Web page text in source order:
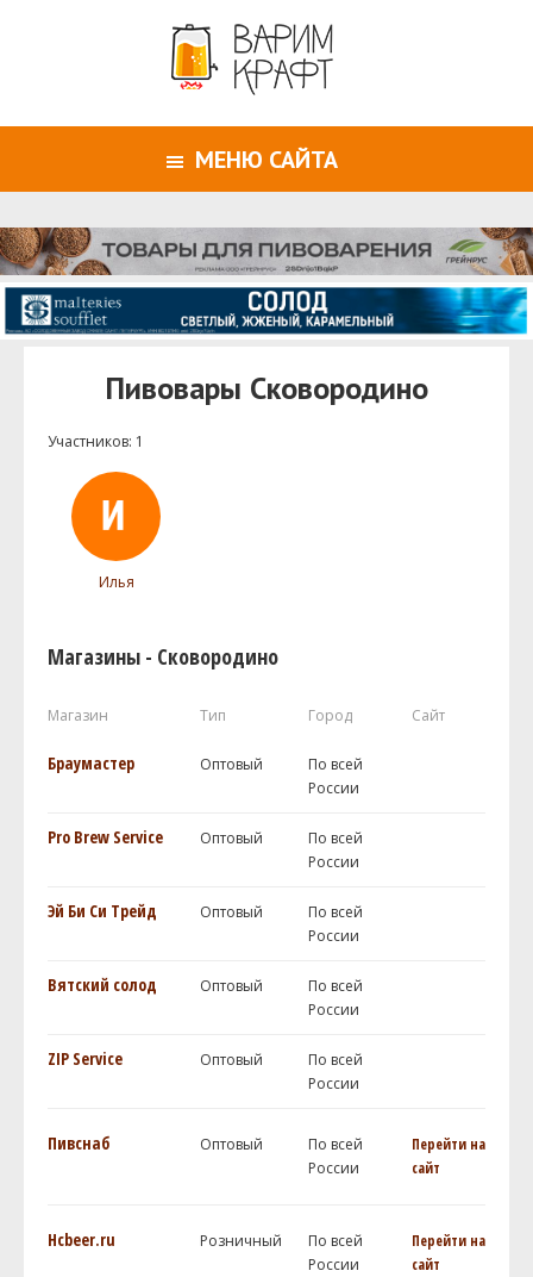
МЕНЮ САЙТА
Пивовары Сковородино
Участников: 1
Илья
Магазины - Сковородино
Магазин Тип Город Сайт
Браумастер Оптовый
По всей
России
Pro Brew Service Оптовый
По всей
России
Эй Би Си Трейд Оптовый
По всей
России
Вятский солод Оптовый
По всей
России
ZIP Service Оптовый
По всей
России
Пивснаб Оптовый
По всей
России
Перейти на
сайт
Hcbeer.ru Розничный
По всей
России
Перейти на
сайт